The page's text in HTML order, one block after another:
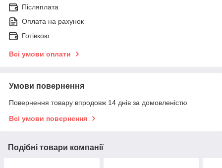
Післяплата
Оплата на рахунок
Готівкою
Всі умови оплати
Умови повернення
Повернення товару впродовж 14 днів за домовленістю
Всі умови повернення
Подібні товари компанії